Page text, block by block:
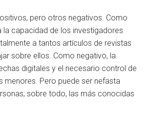
pero otros negativos. Como
la capacidad de los investigadores
a tantos artículos de revistas
sobre ellos. Como negativo, la
digitales y el necesario control de
menores. Pero puede ser nefasta
sobre todo, las más conocidas